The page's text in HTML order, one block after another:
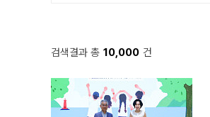
검색결과 총 10,000 건